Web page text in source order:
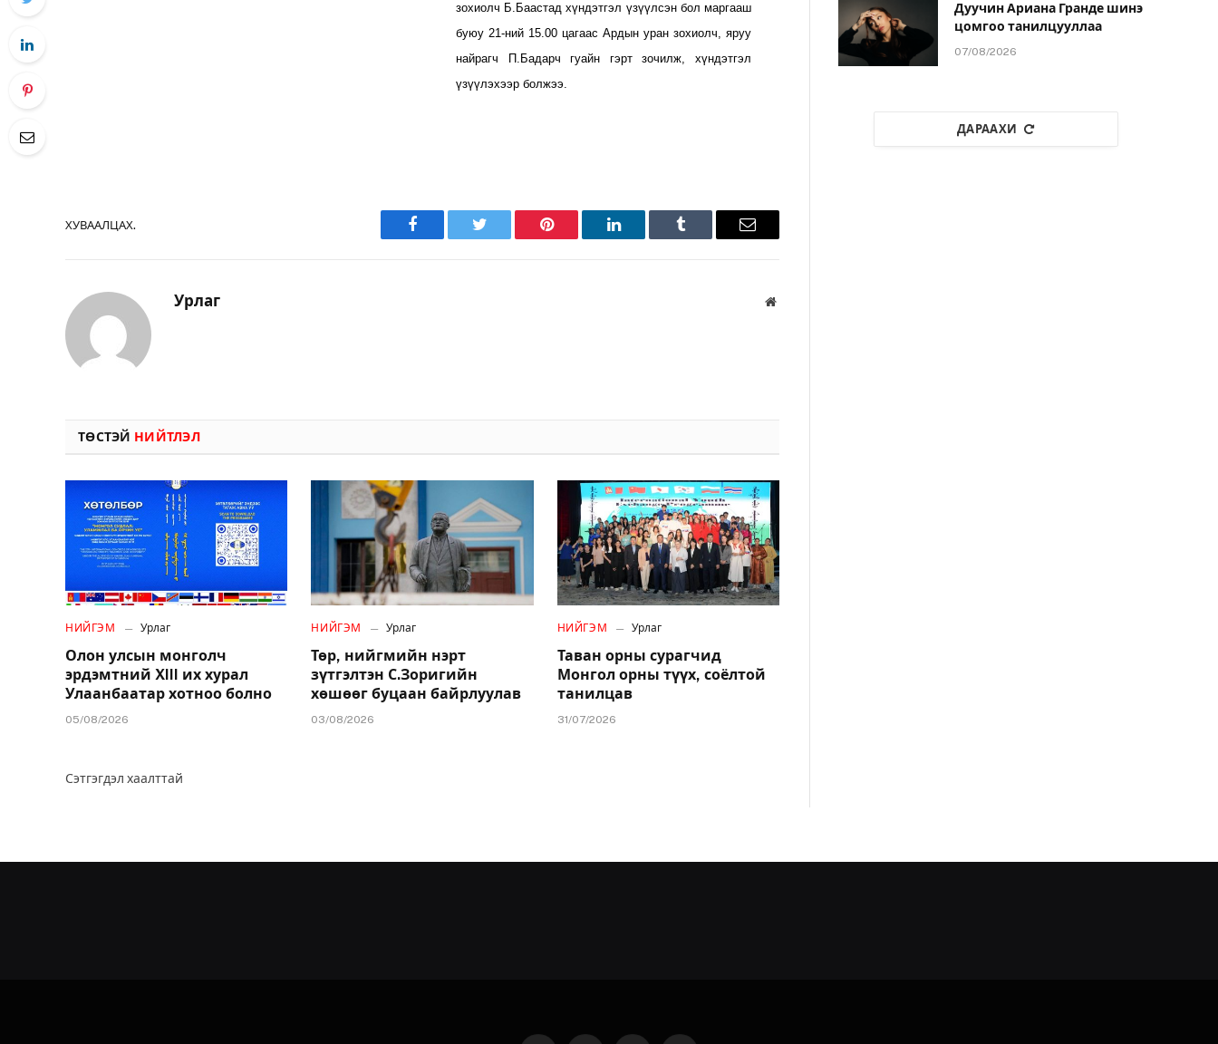
зохиолч Б.Баастад хүндэтгэл үзүүлсэн бол маргааш
буюу 21-ний 15.00 цагаас Ардын уран зохиолч, яруу
найрагч П.Бадарч гуайн гэрт зочилж, хүндэтгэл
үзүүлэхээр болжээ.
ХУВААЛЦАХ.
Facebook Twitter Pinterest LinkedIn Tumblr Имэйл
Урлаг Вэбсайт
ТӨСТЭЙ НИЙТЛЭЛ
НИЙГЭМ Урлаг
Олон улсын монголч
эрдэмтний XIII их хурал
Улаанбаатар хотноо болно
05/08/2026
НИЙГЭМ Урлаг
Төр, нийгмийн нэрт
зүтгэлтэн С.Зоригийн
хөшөөг буцаан байрлуулав
03/08/2026
НИЙГЭМ Урлаг
Таван орны сурагчид
Монгол орны түүх, соёлтой
танилцав
31/07/2026
Сэтгэгдэл хаалттай
Дуучин Ариана Гранде шинэ
цомгоо танилцууллаа
07/08/2026
ДАРААХИ